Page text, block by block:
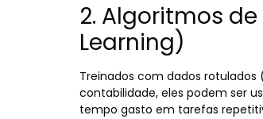
2. Algoritmos
Learning)
Treinados com dados
contabilidade, eles podem ser
tempo gasto em tarefas